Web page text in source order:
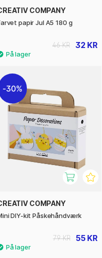
COMPANY
papir Jul A5 180 g
32 KR
46 KR
30%
COMPANY
DIY-kit Påskehåndværk
55 KR
79 KR